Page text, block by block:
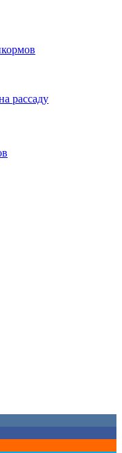
рассаду